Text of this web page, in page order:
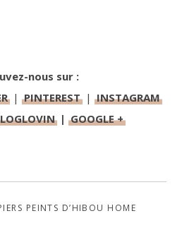
nous sur :
| PINTEREST | INSTAGRAM
| GOOGLE +
PEINTS D’HIBOU HOME